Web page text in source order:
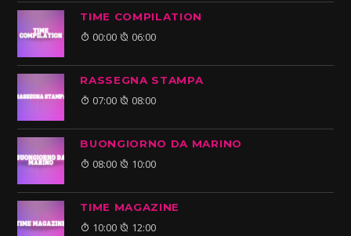
TIME COMPILATION
00:00 06:00
RASSEGNA STAMPA
07:00 08:00
BUONGIORNO DA MARINO
08:00 10:00
TIME MAGAZINE
10:00 12:00